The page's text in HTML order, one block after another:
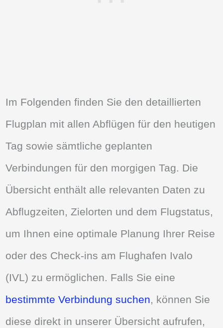
Im Folgenden finden Sie den detaillierten
Flugplan mit allen Abflügen für den heutigen
Tag sowie sämtliche geplanten
Verbindungen für den morgigen Tag. Die
Übersicht enthält alle relevanten Daten zu
Abflugzeiten, Zielorten und dem Flugstatus,
um Ihnen eine optimale Planung Ihrer Reise
oder des Check-ins am Flughafen Ivalo
(IVL) zu ermöglichen. Falls Sie eine
bestimmte Verbindung suchen, können Sie
diese direkt in unserer Übersicht aufrufen,